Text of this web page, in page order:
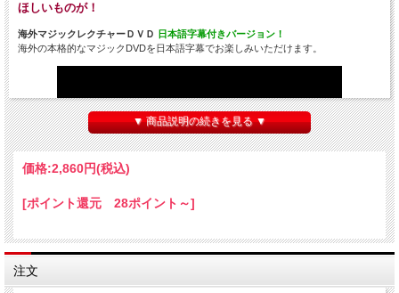
ほしいものが！
海外マジックレクチャーＤＶＤ
日本語字幕付きバージョン！
海外の本格的なマジックDVDを日本語字幕でお楽しみいただけます。
ライブ・イン・ロンドン
▼ 商品説明の続きを見る ▼
価格:2,860円(税込)
[ポイント還元 28ポイント～]
注文